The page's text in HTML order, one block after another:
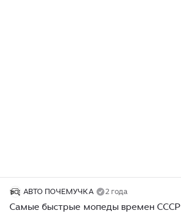
АВТО ПОЧЕМУЧКА 2 года
Самые быстрые мопеды времен СССР